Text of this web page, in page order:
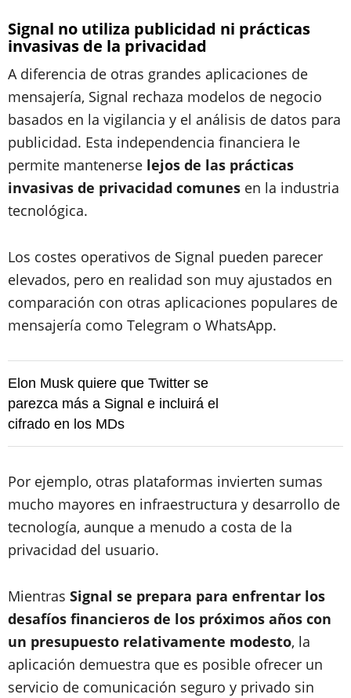
Signal no utiliza publicidad ni prácticas
invasivas de la privacidad
A diferencia de otras grandes aplicaciones de
mensajería, Signal rechaza modelos de negocio
basados en la vigilancia y el análisis de datos para
publicidad. Esta independencia financiera le
permite mantenerse lejos de las prácticas
invasivas de privacidad comunes en la industria
tecnológica.
Los costes operativos de Signal pueden parecer
elevados, pero en realidad son muy ajustados en
comparación con otras aplicaciones populares de
mensajería como Telegram o WhatsApp.
Elon Musk quiere que Twitter se
parezca más a Signal e incluirá el
cifrado en los MDs
Por ejemplo, otras plataformas invierten sumas
mucho mayores en infraestructura y desarrollo de
tecnología, aunque a menudo a costa de la
privacidad del usuario.
Mientras Signal se prepara para enfrentar los
desafíos financieros de los próximos años con
un presupuesto relativamente modesto, la
aplicación demuestra que es posible ofrecer un
servicio de comunicación seguro y privado sin